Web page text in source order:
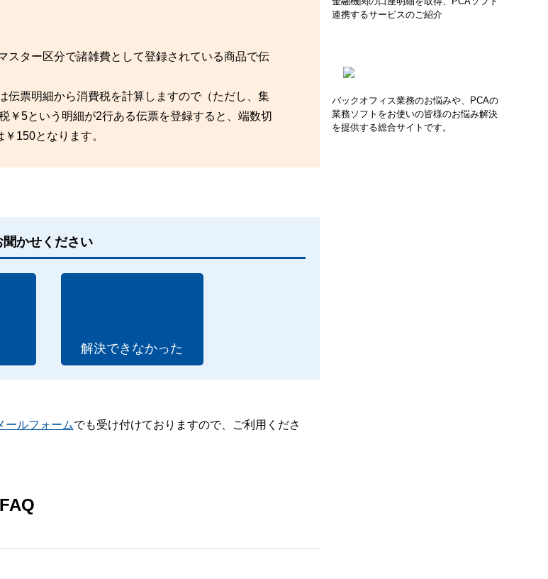
連携するサービスのご紹介
バックオフィス業務のお悩みや、PCAの
業務ソフトをお使いの皆様のお悩み解決
を提供する総合サイトです。
スター区分で諸雑費として登録されている商品で伝
伝票明細から消費税を計算しますので（ただし、集
￥5という明細が2行ある伝票を登録すると、端数切
150となります。
かせください
解決できなかった
ールフォームでも受け付けておりますので、ご利用くださ